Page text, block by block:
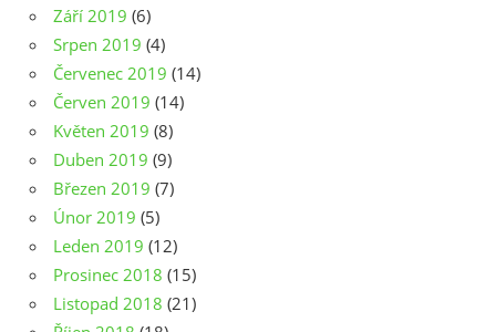
Září 2019 (6)
Srpen 2019 (4)
Červenec 2019 (14)
Červen 2019 (14)
Květen 2019 (8)
Duben 2019 (9)
Březen 2019 (7)
Únor 2019 (5)
Leden 2019 (12)
Prosinec 2018 (15)
Listopad 2018 (21)